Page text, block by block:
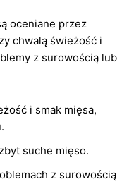
oceniane przez
chwalą świeżość i
z surowością lub
i smak mięsa,
suche mięso.
z surowością